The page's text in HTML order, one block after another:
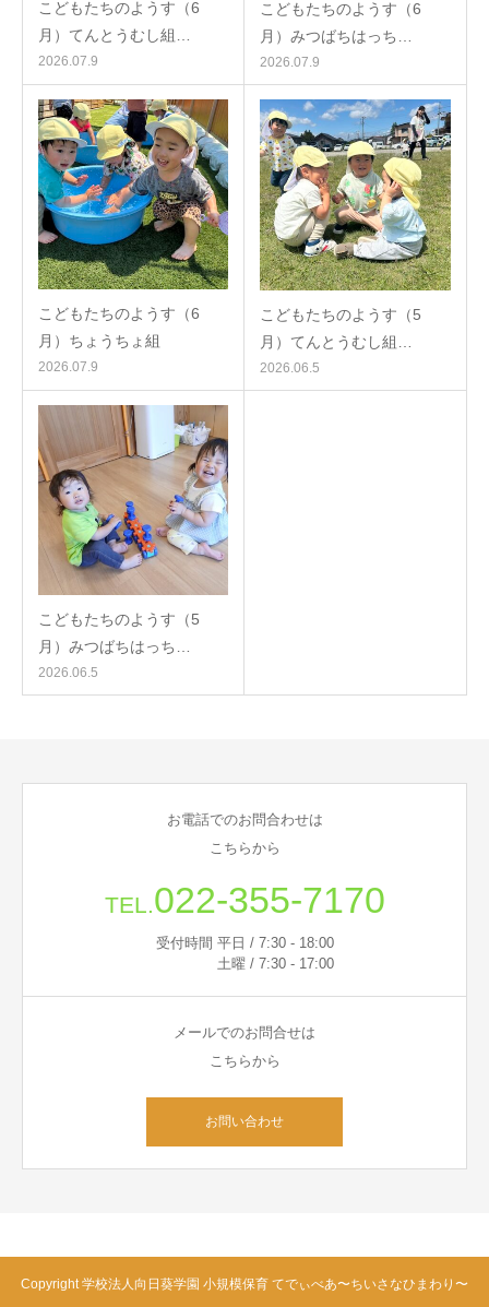
こどもたちのようす（6
月）てんとうむし組…
2026.07.9
こどもたちのようす（6
月）みつばちはっち…
2026.07.9
こどもたちのようす（6
月）ちょうちょ組
2026.07.9
こどもたちのようす（5
月）てんとうむし組…
2026.06.5
こどもたちのようす（5
月）みつばちはっち…
2026.06.5
お電話でのお問合わせは
こちらから
TEL.022-355-7170
受付時間 平日 / 7:30 - 18:00
土曜 / 7:30 - 17:00
メールでのお問合せは
こちらから
お問い合わせ
Copyright 学校法人向日葵学園 小規模保育 てでぃべあ〜ちいさなひまわり〜